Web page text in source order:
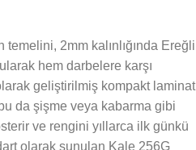
2mm kalınlığında Ereğli
hem darbelere karşı
geliştirilmiş kompakt laminat
da şişme veya kabarma gibi
ve rengini yıllarca ilk günkü
olarak sunulan Kale 256G